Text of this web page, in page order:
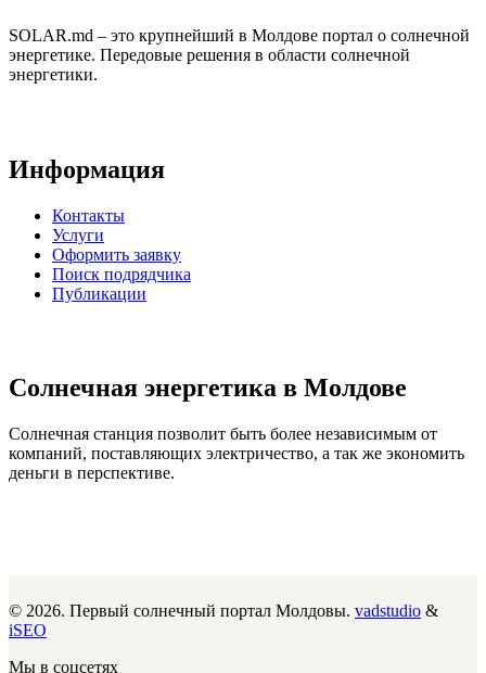
SOLAR.md – это крупнейший в Молдове портал о солнечной
энергетике. Передовые решения в области солнечной
энергетики.
Информация
Контакты
Услуги
Оформить заявку
Поиск подрядчика
Публикации
Солнечная энергетика в Молдове
Солнечная станция позволит быть более независимым от
компаний, поставляющих электричество, а так же экономить
деньги в перспективе.
© 2026. Первый солнечный портал Молдовы. vadstudio &
iSEO
Мы в соцсетях